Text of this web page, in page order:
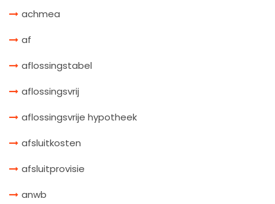
achmea
af
aflossingstabel
aflossingsvrij
aflossingsvrije hypotheek
afsluitkosten
afsluitprovisie
anwb